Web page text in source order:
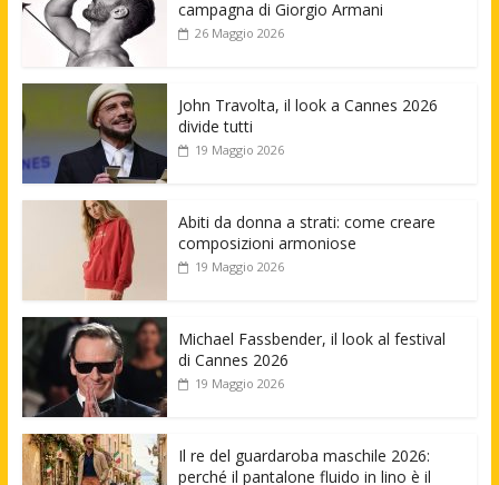
campagna di Giorgio Armani
26 Maggio 2026
John Travolta, il look a Cannes 2026
divide tutti
19 Maggio 2026
Abiti da donna a strati: come creare
composizioni armoniose
19 Maggio 2026
Michael Fassbender, il look al festival
di Cannes 2026
19 Maggio 2026
Il re del guardaroba maschile 2026:
perché il pantalone fluido in lino è il